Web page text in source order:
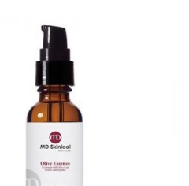
原
始
價
格：
NT$4,500。